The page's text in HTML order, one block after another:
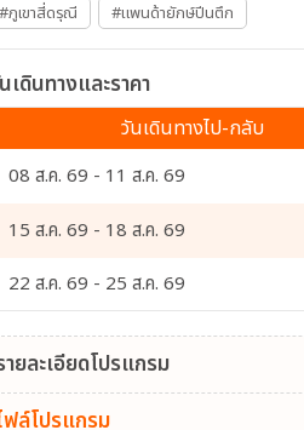
#ภูเขาสี่ดรุณี #แพนด้ายักษ์ปีนตึก
เดินทางและราคา
วันเดินทางไป-กลับ
08 ส.ค. 69 - 11 ส.ค. 69
15 ส.ค. 69 - 18 ส.ค. 69
22 ส.ค. 69 - 25 ส.ค. 69
ายละเอียดโปรแกรม
ฟล์โปรแกรม